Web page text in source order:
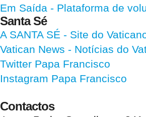
Em Saída - Plataforma de
Santa Sé
A SANTA SÉ - Site do
Vatican News - Notícias do
Twitter Papa Francisco
Instagram Papa Francisco
Contactos